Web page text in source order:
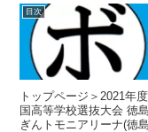
目次
トップページ＞2021年
国高等学校選抜大会 徳
ぎんトモニアリーナ(徳